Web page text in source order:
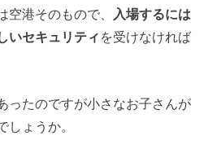
空港そのもので、
入場するには
いセキュリティ を受けなければ
ったのですが小さなお子さんが
しょうか。